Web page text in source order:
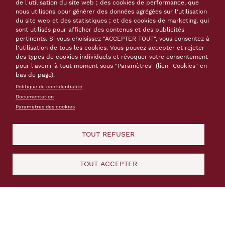
Répertoire des bibliothèques nationales
européennes.
En ligne
fiches descriptives des bibliothèques,
collections numérisées, base de données
bibliographiques
d’architecture, d’urbanisme et de
l’environnement
https://www.fncaue.com/
de l'utilisation du site web ; des cookies de performance, que
nous utilisons pour générer des données agrégées sur l'utilisation
du site web et des statistiques ; et des cookies de marketing, qui
sont utilisés pour afficher des contenus et des publicités
pertinents. Si vous choisissez "ACCEPTER TOUT", vous consentez à
l'utilisation de tous les cookies. Vous pouvez accepter et rejeter
des types de cookies individuels et révoquer votre consentement
pour l'avenir à tout moment sous "Paramètres" (lien "Cookies" en
bas de page).
Politique de confidentialité
Documentation
Paramètres des cookies
TOUT REFUSER
TOUT ACCEPTER